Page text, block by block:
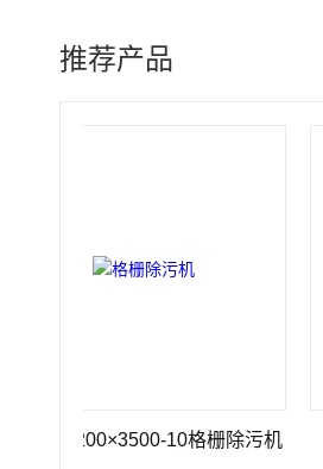
推荐产品
1200×3500-10格栅除污机